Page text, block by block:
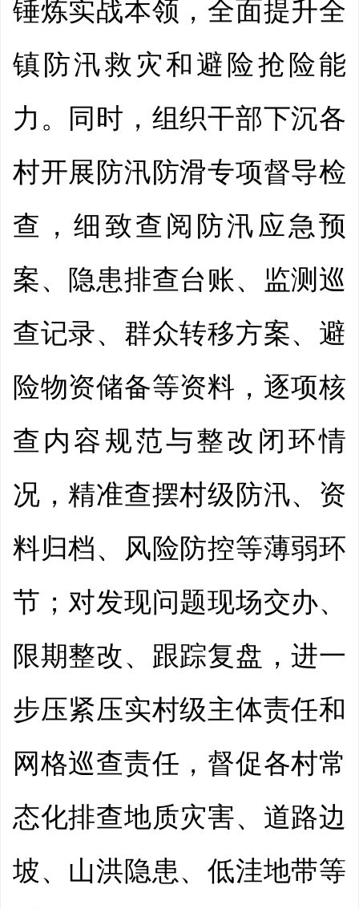
锤炼实战本领，全面提升全
镇防汛救灾和避险抢险能
力。同时，组织干部下沉各
村开展防汛防滑专项督导检
查，细致查阅防汛应急预
案、隐患排查台账、监测巡
查记录、群众转移方案、避
险物资储备等资料，逐项核
查内容规范与整改闭环情
况，精准查摆村级防汛、资
料归档、风险防控等薄弱环
节；对发现问题现场交办、
限期整改、跟踪复盘，进一
步压紧压实村级主体责任和
网格巡查责任，督促各村常
态化排查地质灾害、道路边
坡、山洪隐患、低洼地带等